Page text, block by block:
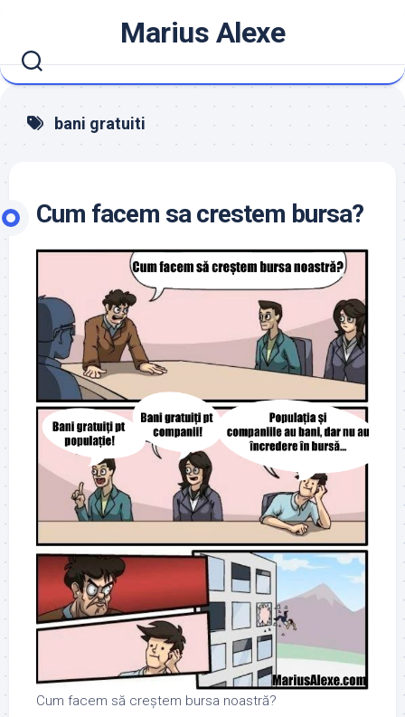
content
Marius Alexe
bani gratuiti
Cum facem sa crestem bursa?
Cum facem să creștem bursa noastră?